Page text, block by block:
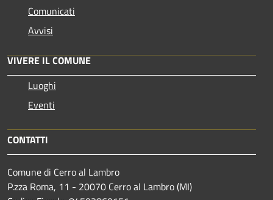
Comunicati
Avvisi
VIVERE IL COMUNE
Luoghi
Eventi
CONTATTI
Comune di Cerro al Lambro
P.zza Roma, 11 - 20070 Cerro al Lambro (MI)